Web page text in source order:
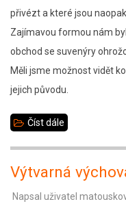
přivézt a které jsou
Zajímavou formou nám
obchod se suvenýry
Měli jsme možnost vidět
jejich původu.
Číst dále
-
Pochybné
Výtvarná
Napsal uživatel